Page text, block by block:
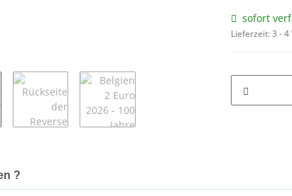
sofort
Lieferzeit:3 - 4
?